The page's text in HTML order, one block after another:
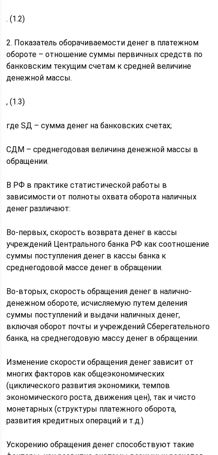
. (1.2)
2. Показатель оборачиваемости денег в платежном
обороте – отношение суммы первичных средств по
банковским текущим счетам к средней величине
денежной массы.
, (1.3)
где SД – сумма денег на банковских счетах;
СДМ – среднегодовая величина денежной массы в
обращении.
В РФ в практике статистической работы в
зависимости от полноты охвата оборота наличных
денег различают:
Во-первых, скорость возврата денег в кассы
учреждений Центрального банка РФ как соотношение
суммы поступления денег в кассы банка к
среднегодовой массе денег в обращении.
Во-вторых, скорость обращения денег в налично-
денежном обороте, исчисляемую путем деления
суммы поступлений и выдачи наличных денег,
включая оборот почты и учреждений Сберегательного
банка, на среднегодовую массу денег в обращении.
Изменение скорости обращения денег зависит от
многих факторов как общеэкономических
(циклического развития экономики, темпов
экономического роста, движения цен), так и чисто
монетарных (структуры платежного оборота,
развития кредитных операций и т.д.)
Ускорению обращения денег способствуют такие